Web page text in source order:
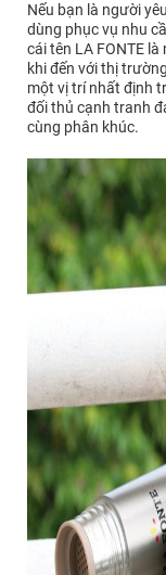
Nếu bạn là người
dùng phục vụ nhu
cái tên LA FONTE
khi đến với thị
một vị trí nhất định
đối thủ cạnh tranh
cùng phân khúc.